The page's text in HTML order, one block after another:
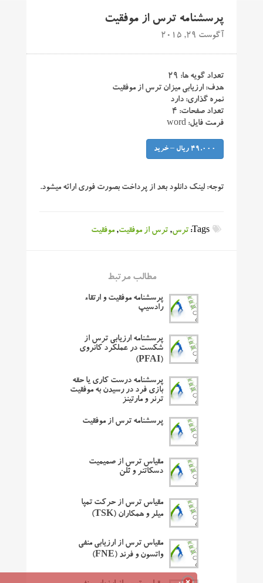
پرسشنامه ترس از موفقیت
آگوست 29, 2015
تعداد گویه ها: ۲۹
هدف: ارزیابی میزان ترس از موفقیت
نمره گذاری: دارد
تعداد صفحات: ۴
فرمت فایل: word
49,000 ریال – خرید
توجه: لینک دانلود بعد از پرداخت بصورت فوری ارائه میشود.
Tags: ترس,ترس از موفقیت,موفقیت
مطالب مرتبط
پرسشنامه موفقیت و ارتقاء
رادسیپ
پرسشنامه ارزیابی ترس از
شکست در عملکرد کانروی
(PFAI)
پرسشنامه درست کاری یا حقه
بازی فرد در رسیدن به موفقیت
ترنر و مارتینز
پرسشنامه ترس از موفقیت
مقیاس ترس از صمیمیت
دسکاتنر و ثلن
مقیاس ترس از حرکت تمپا
میلر و همکاران (TSK)
مقیاس ترس از ارزیابی منفی
واتسون و فرند (FNE)